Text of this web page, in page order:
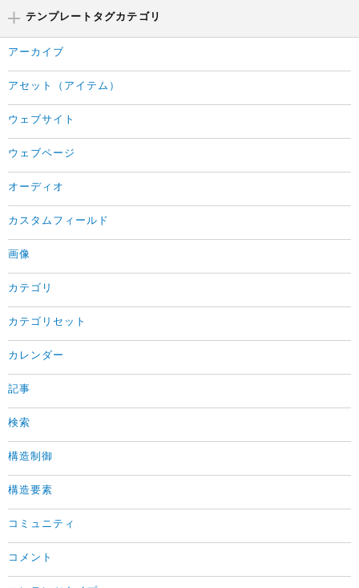
テンプレートタグカテゴリ
アーカイブ
アセット（アイテム）
ウェブサイト
ウェブページ
オーディオ
カスタムフィールド
画像
カテゴリ
カテゴリセット
カレンダー
記事
検索
構造制御
構造要素
コミュニティ
コメント